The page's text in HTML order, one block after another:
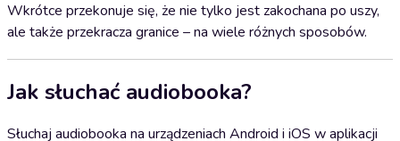
Wkrótce przekonuje się, że nie tylko jest zakochana po uszy,
ale także przekracza granice – na wiele różnych sposobów.
Jak słuchać audiobooka?
Słuchaj audiobooka na urządzeniach Android i iOS w aplikacji